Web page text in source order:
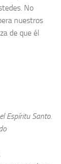
No
nuestros
de que él
Espíritu Santo.